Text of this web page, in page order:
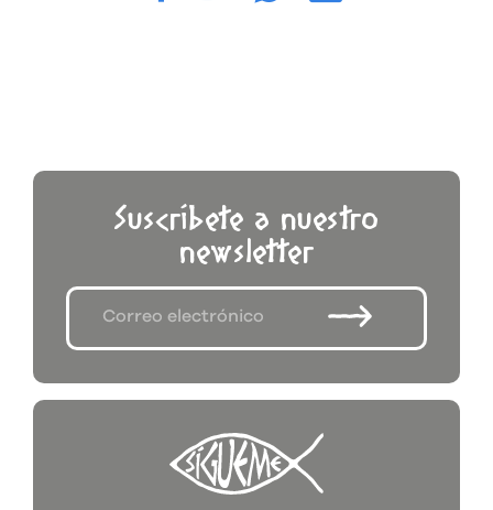
Suscríbete a nuestro
newsletter